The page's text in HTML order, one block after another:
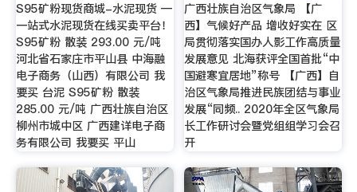
S95矿粉现货商城-水泥现货 —
一站式水泥现货在线买卖平台！
S95矿粉 散装 293.00 元/吨
河北省石家庄市平山县 中海融
电子商务（山西）有限公司 我
要买 台泥 S95矿粉 散装
285.00 元/吨 广西壮族自治区
柳州市城中区 广西建详电子商
务有限公司 我要买 平山
广西壮族自治区气象局 【广
西】气候好产品 增收好实在 区
局贯彻落实国办人影工作高质量
发展意见 北海获评全国首批“中
国避寒宜居地”称号 【广西】自
治区气象局推进民族团结与事业
发展“同频.. 2020年全区气象局
长工作研讨会暨党组组学习会召
开